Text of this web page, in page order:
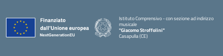
Istituto Comprensivo - con sezione ad indirizzo
musicale
"Giacomo Stroffolini"
Casapulla (CE)